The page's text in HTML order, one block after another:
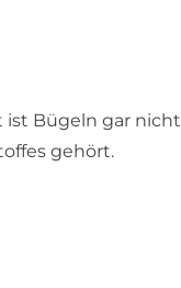
ist Bügeln gar nicht
gehört.